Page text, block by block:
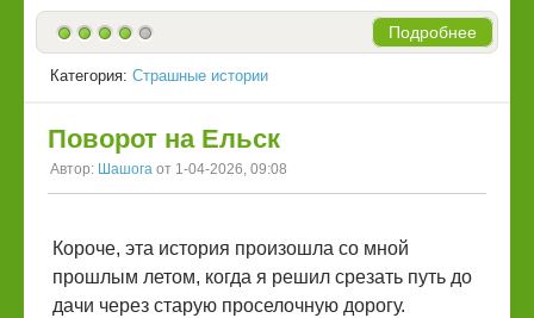
Подробнее
Категория: Страшные истории
Поворот на Ельск
Автор: Шашога от 1-04-2026, 09:08
Короче, эта история произошла со мной
прошлым летом, когда я решил срезать путь до
дачи через старую проселочную дорогу.